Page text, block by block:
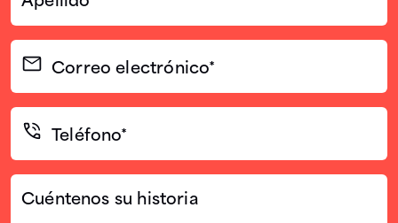
(Required)
Correo
electrónico
(Required)
Teléfono*
(Required)
Cuéntenos
su